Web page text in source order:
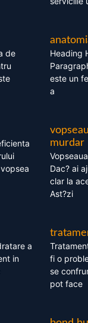
de
Heading
este un
a
murdar
Dac? ai
clar la
Ast?zi
a
in
fi o
se
pot face